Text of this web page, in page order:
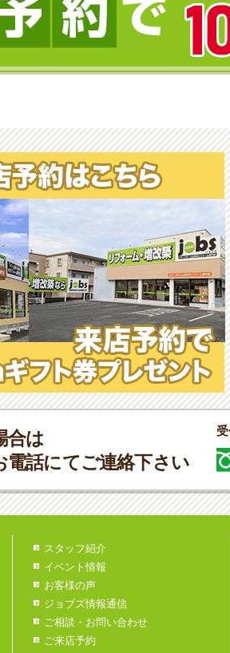
合は
電話にてご連絡下さい
スタッフ紹介
イベント情報
お客様の声
ジョブズ情報通信
ご相談・お問い合わせ
ご来店予約